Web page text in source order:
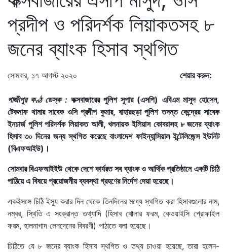
প্রদীপ ও পরিদর্শক লিয়াকতসহ ৮
জনের ব্যাংক হিসাব স্থগিত
সোমবার, ১৭ আগস্ট ২০২০ শেয়ার করুন:
গাজীপুর কণ্ঠ ডেস্ক :কক্সবাজারের পুলিশ সুপার (এসপি) এবিএম মাসুদ হোসেন,
টেকনাফ থানার সাবেক ওসি প্রদীপ কুমার, বাহারছড়া পুলিশ তদন্ত কেন্দ্রের সাবেক
ইনচার্জ পুলিশ পরিদর্শক লিয়াকত আলী, খলনায়ক ইলিয়াস কোবরাসহ ৮ জনের ব্যাংক
হিসাব ৩০ দিনের জন্য স্থগিত করেছে বাংলাদেশ ফাইন্যান্সিয়াল ইন্টেলিজেন্স ইউনিট
(বিএফআইউ)।
সোমবার বিএফআইইউ থেকে দেশে কার্যরত সব ব্যাংক ও আর্থিক প্রতিষ্ঠানে একটি চিঠি
পাঠিয়ে এ বিষয়ে প্রয়োজনীয় ব্যবস্থা গ্রহণের নির্দেশ দেয়া হয়েছে।
একইসঙ্গে চিঠি ইস্যু করার দিন থেকে তিনদিনের মধ্যে স্থগিত করা হিসাবগুলোর নাম,
নম্বর, স্থিতি এ সংক্রান্ত তথ্যাদি (হিসাব খোলার ফরম, কেওয়াইসি প্রোফাইল
ফরম, হালনাগাদ লেনদেনের বিবরণী) পাঠাতে বলা হয়েছে।
চিঠিতে যে ৮ জনের ব্যাংক হিসাব স্থগিত ও তথ্য চাওয়া হয়েছে, তারা হলেন-